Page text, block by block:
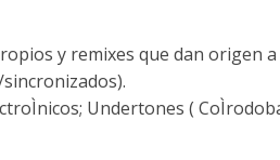
y remixes que dan origen
Undertones (